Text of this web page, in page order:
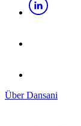
Über Dansani